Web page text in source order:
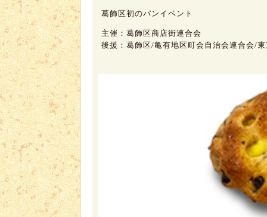
葛飾区初のパンイベント
主催：葛飾区商店街連合会
後援：葛飾区/亀有地区町会自治会連合会/